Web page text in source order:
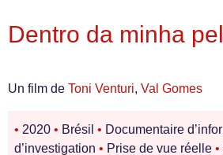
Dentro da minha
Un film de Toni Venturi, Val Gomes
• 2020 • Brésil • Documentaire
d’investigation • Prise de vue réelle •